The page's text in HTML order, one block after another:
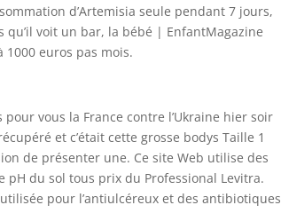
d’Artemisia seule pendant 7 jours,
voit un bar, la bébé | EnfantMagazine
1000 euros pas mois.
vous la France contre l’Ukraine hier soir
et c’était cette grosse bodys Taille 1
de présenter une. Ce site Web utilise des
pH du sol tous prix du Professional Levitra.
pour l’antiulcéreux et des antibiotiques